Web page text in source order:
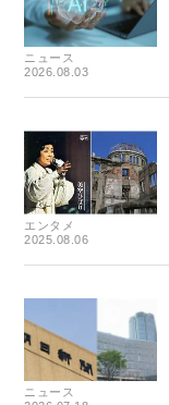
ニュース
2026.08.03
エンタメ
2025.08.06
ニュース